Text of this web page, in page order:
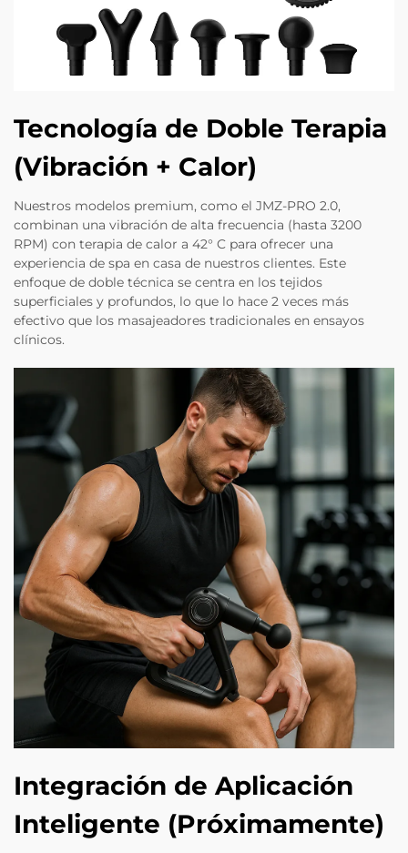
Tecnología de Doble Terapia
(Vibración + Calor)
Nuestros modelos premium, como el JMZ-PRO 2.0,
combinan una vibración de alta frecuencia (hasta 3200
RPM) con terapia de calor a 42° C para ofrecer una
experiencia de spa en casa de nuestros clientes. Este
enfoque de doble técnica se centra en los tejidos
superficiales y profundos, lo que lo hace 2 veces más
efectivo que los masajeadores tradicionales en ensayos
clínicos.
Integración de Aplicación
Inteligente (Próximamente)